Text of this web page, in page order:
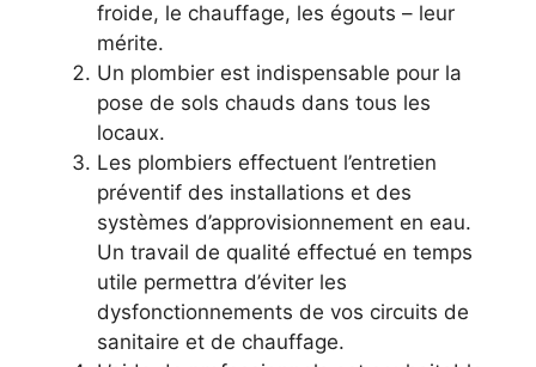
froide, le chauffage, les égouts – leur
mérite.
Un plombier est indispensable pour la
pose de sols chauds dans tous les
locaux.
Les plombiers effectuent l’entretien
préventif des installations et des
systèmes d’approvisionnement en eau.
Un travail de qualité effectué en temps
utile permettra d’éviter les
dysfonctionnements de vos circuits de
sanitaire et de chauffage.